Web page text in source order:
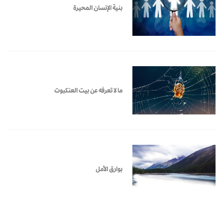
بنية الإنسان المحيرة
ما لا تعرفه عن بيت العنكبوت
بوارق الأمل